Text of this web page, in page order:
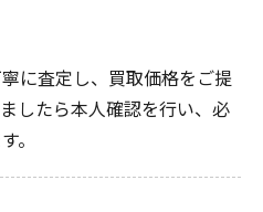
に査定し、買取価格をご提
したら本人確認を行い、必
。